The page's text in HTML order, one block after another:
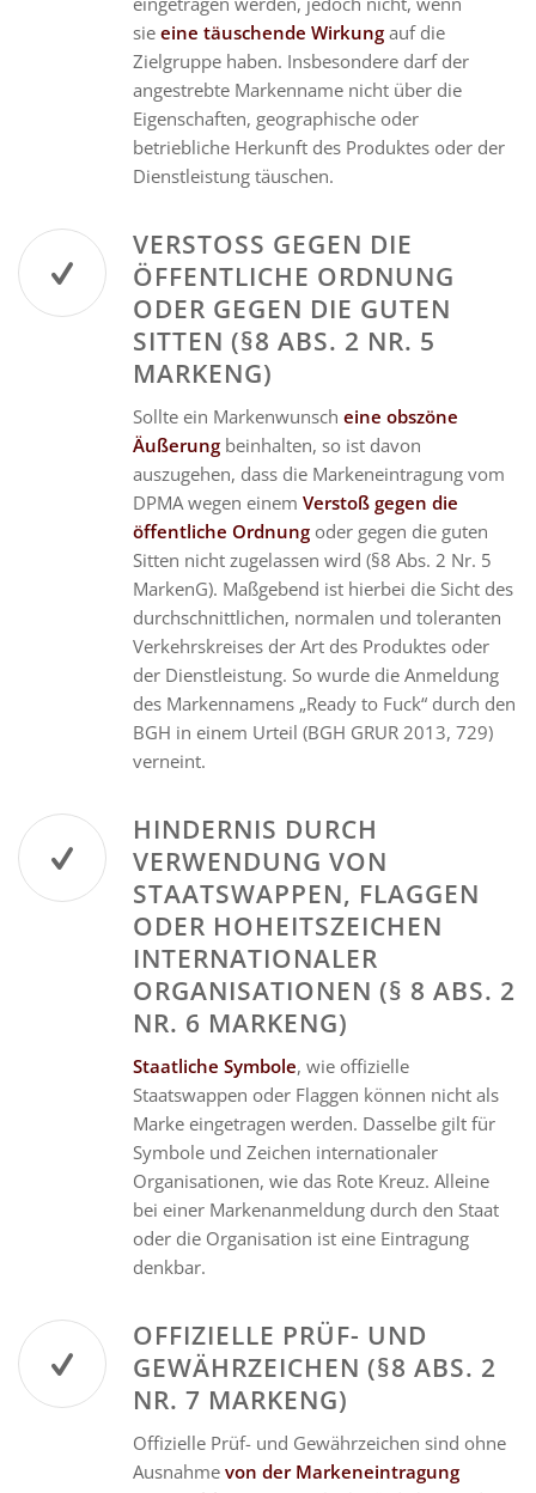
sie eine täuschende Wirkung auf die
Zielgruppe haben. Insbesondere darf der
angestrebte Markenname nicht über die
Eigenschaften, geographische oder
betriebliche Herkunft des Produktes oder der
Dienstleistung täuschen.
VERSTOSS GEGEN DIE Ö
FFENTLICHE ORDNUNG O
DER GEGEN DIE GUTEN S
ITTEN (§8 ABS. 2 NR. 5 M
ARKENG)
Sollte ein Markenwunsch eine obszöne
Äußerung beinhalten, so ist davon
auszugehen, dass die Markeneintragung vom
DPMA wegen einem Verstoß gegen die
öffentliche Ordnung oder gegen die guten
Sitten nicht zugelassen wird (§8 Abs. 2 Nr. 5
MarkenG). Maßgebend ist hierbei die Sicht des
durchschnittlichen, normalen und toleranten
Verkehrskreises der Art des Produktes oder
der Dienstleistung. So wurde die Anmeldung
des Markennamens „Ready to Fuck“ durch den
BGH in einem Urteil (BGH GRUR 2013, 729)
verneint.
HINDERNIS DURCH
VERWENDUNG VON
STAATSWAPPEN, FLAGGEN
ODER HOHEITSZEICHEN
INTERNATIONALER
ORGANISATIONEN (§ 8 ABS. 2
NR. 6 MARKENG)
Staatliche Symbole, wie offizielle
Staatswappen oder Flaggen können nicht als
Marke eingetragen werden. Dasselbe gilt für
Symbole und Zeichen internationaler
Organisationen, wie das Rote Kreuz. Alleine
bei einer Markenanmeldung durch den Staat
oder die Organisation ist eine Eintragung
denkbar.
OFFIZIELLE PRÜF- UND
GEWÄHRZEICHEN (§8 ABS. 2
NR. 7 MARKENG)
Offizielle Prüf- und Gewährzeichen sind ohne
Ausnahme von der Markeneintragung